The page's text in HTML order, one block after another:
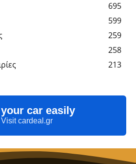
695
599
259
258
213
car easily
Visit cardeal.gr